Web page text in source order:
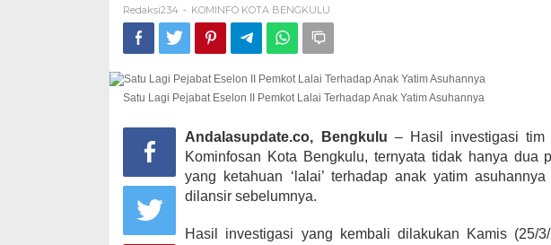
Redaksi234 - KOMINFO KOTA BENGKULU
Satu Lagi Pejabat Eselon II Pemkot Lalai Terhadap Anak Yatim Asuhannya
Andalasupdate.co, Bengkulu – Hasil investigasi tim
Kominfosan Kota Bengkulu, ternyata tidak hanya dua
yang ketahuan ‘lalai’ terhadap anak yatim
dilansir sebelumnya.
Hasil investigasi yang kembali dilakukan Kamis (25/
Kabupaten Kaur Janjikan Satu
desa Satu Ambulans
Di KOMINFO KOTA BENGKULU,
POLITIK
| November 1, 2020